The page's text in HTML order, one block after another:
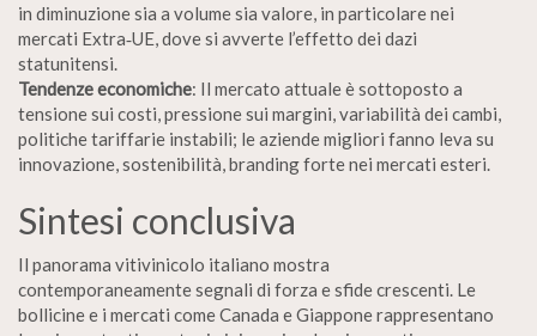
in diminuzione sia a volume sia valore, in particolare nei
mercati Extra‑UE, dove si avverte l’effetto dei dazi
statunitensi.
Tendenze economiche: Il mercato attuale è sottoposto a
tensione sui costi, pressione sui margini, variabilità dei cambi,
politiche tariffarie instabili; le aziende migliori fanno leva su
innovazione, sostenibilità, branding forte nei mercati esteri.
Sintesi conclusiva
Il panorama vitivinicolo italiano mostra
contemporaneamente segnali di forza e sfide crescenti. Le
bollicine e i mercati come Canada e Giappone rappresentano